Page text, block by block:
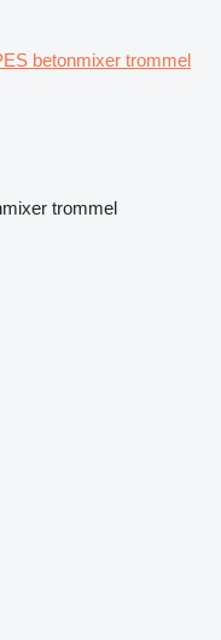
betonmixer trommel
trommel